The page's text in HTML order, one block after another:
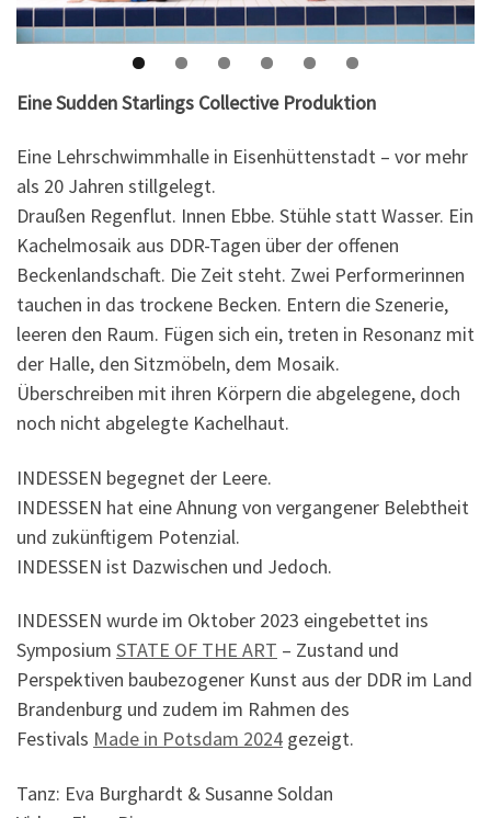
Eine Sudden Starlings Collective Produktion
Eine Lehrschwimmhalle in Eisenhüttenstadt – vor mehr
als 20 Jahren stillgelegt.
Draußen Regenflut. Innen Ebbe. Stühle statt Wasser. Ein
Kachelmosaik aus DDR-Tagen über der offenen
Beckenlandschaft. Die Zeit steht. Zwei Performerinnen
tauchen in das trockene Becken. Entern die Szenerie,
leeren den Raum. Fügen sich ein, treten in Resonanz mit
der Halle, den Sitzmöbeln, dem Mosaik.
Überschreiben mit ihren Körpern die abgelegene, doch
noch nicht abgelegte Kachelhaut.
INDESSEN begegnet der Leere.
INDESSEN hat eine Ahnung von vergangener Belebtheit
und zukünftigem Potenzial.
INDESSEN ist Dazwischen und Jedoch.
INDESSEN wurde im Oktober 2023 eingebettet ins
Symposium STATE OF THE ART – Zustand und
Perspektiven baubezogener Kunst aus der DDR im Land
Brandenburg und zudem im Rahmen des
Festivals Made in Potsdam 2024 gezeigt.
Tanz: Eva Burghardt & Susanne Soldan